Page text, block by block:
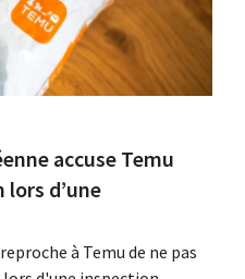
accuse Temu
d’une
à Temu de ne pas